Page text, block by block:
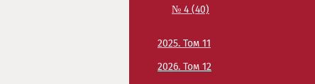
№ 4 (40)
2025. Том 11
2026. Том 12